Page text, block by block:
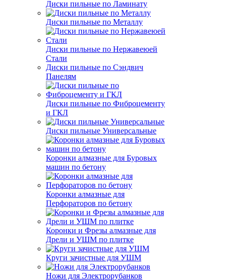
Диски пильные по Ламинату
Диски пильные по Металлу
Диски пильные по Нержавеюей
Стали
Диски пильные по Сэндвич
Панелям
Диски пильные по Фиброцементу
и ГКЛ
Диски пильные Универсальные
Коронки алмазные для Буровых
машин по бетону
Коронки алмазные для
Перфораторов по бетону
Коронки и Фрезы алмазные для
Дрели и УШМ по плитке
Круги зачистные для УШМ
Ножи для Электрорубанков